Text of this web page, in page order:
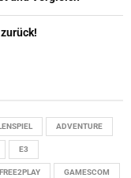
ADVENTURE
E3
FREE2PLAY GAMESCOM